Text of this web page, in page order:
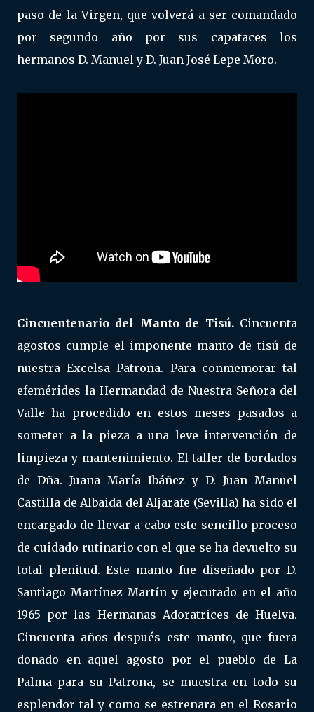
paso de la Virgen, que volverá a ser comandado
por segundo año por sus capataces los
hermanos D. Manuel y D. Juan José Lepe Moro.
Cincuentenario del Manto de Tisú.Cincuenta
agostos cumple el imponente manto de tisú de
nuestra Excelsa Patrona. Para conmemorar tal
efemérides la Hermandad de Nuestra Señora del
Valle ha procedido en estos meses pasados a
someter a la pieza a una leve intervención de
limpieza y mantenimiento. El taller de bordados
de Dña. Juana María Ibáñez y D. Juan Manuel
Castilla de Albaida del Aljarafe (Sevilla) ha sido el
encargado de llevar a cabo este sencillo proceso
de cuidado rutinario con el que se ha devuelto su
total plenitud. Este manto fue diseñado por D.
Santiago Martínez Martín y ejecutado en el año
1965 por las Hermanas Adoratrices de Huelva.
Cincuenta años después este manto, que fuera
donado en aquel agosto por el pueblo de La
Palma para su Patrona, se muestra en todo su
esplendor tal y como se estrenara en el Rosario